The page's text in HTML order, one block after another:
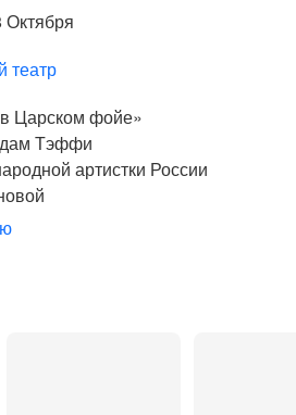
Октября
театр
Царском фойе»
Тэффи
артистки России
Н. Тэффи
Игорь Волков